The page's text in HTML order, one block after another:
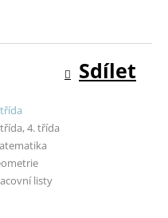
4. třída
listy
Sdílet